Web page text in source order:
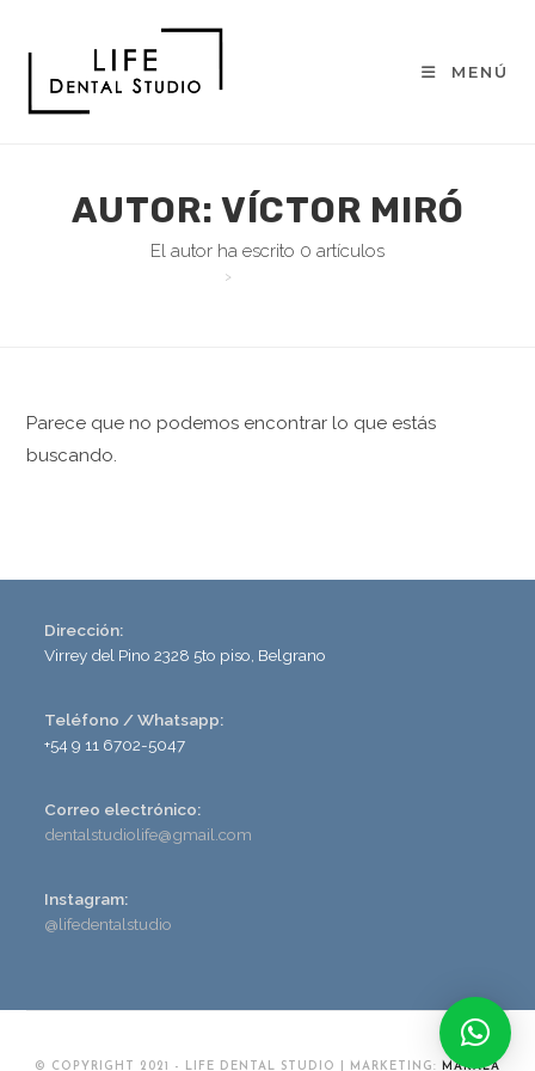
MENÚ
AUTOR: VÍCTOR MIRÓ
El autor ha escrito 0 artículos
>
Parece que no podemos encontrar lo que estás
buscando.
Dirección:
Virrey del Pino 2328 5to piso, Belgrano
Teléfono / Whatsapp:
+54 9 11 6702-5047
Correo electrónico:
dentalstudiolife@gmail.com
Instagram:
@lifedentalstudio
© COPYRIGHT 2021 - LIFE DENTAL STUDIO | MARKETING: MAKALA